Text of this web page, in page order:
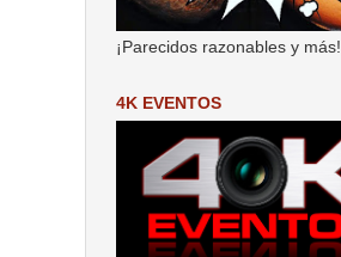
¡Parecidos razonables y más!
4K EVENTOS